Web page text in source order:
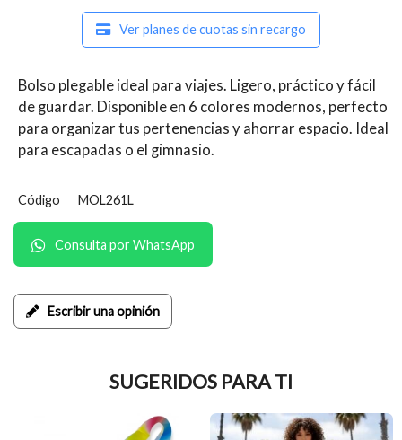
Ver planes de cuotas sin recargo
Bolso plegable ideal para viajes. Ligero, práctico y fácil
de guardar. Disponible en 6 colores modernos, perfecto
para organizar tus pertenencias y ahorrar espacio. Ideal
para escapadas o el gimnasio.
Código MOL261L
Consulta por WhatsApp
Escribir una opinión
SUGERIDOS PARA TI